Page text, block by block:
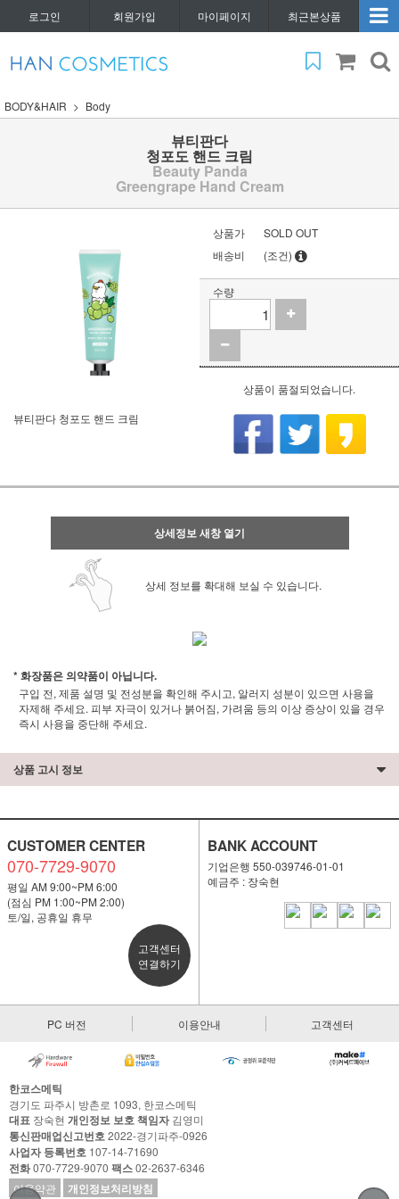
로그인 회원가입 마이페이지 최근본상품
BODY&HAIR Body
뷰티판다
청포도 핸드 크림
Beauty Panda
Greengrape Hand Cream
뷰티판다 청포도 핸드 크림
상품가
SOLD OUT
배송비
(조건)
수량
상품이 품절되었습니다.
상세정보 새창 열기
상세 정보를 확대해 보실 수 있습니다.
* 화장품은 의약품이 아닙니다.
구입 전, 제품 설명 및 전성분을 확인해 주시고, 알러지 성분이 있으면 사용을
자제해 주세요. 피부 자극이 있거나 붉어짐, 가려움 등의 이상 증상이 있을 경우
즉시 사용을 중단해 주세요.
상품 고시 정보
CUSTOMER CENTER
070-7729-9070
평일 AM 9:00~PM 6:00
(점심 PM 1:00~PM 2:00)
토/일, 공휴일 휴무
고객센터
연결하기
BANK ACCOUNT
기업은행 550-039746-01-01
예금주 : 장숙현
PC 버전 이용안내 고객센터
한코스메틱
경기도 파주시 방촌로 1093, 한코스메틱
대표 장숙현 개인정보 보호 책임자김영미
통신판매업신고번호2022-경기파주-0926
사업자 등록번호 107-14-71690
전화070-7729-9070 팩스02-2637-6346
이용약관
개인정보처리방침